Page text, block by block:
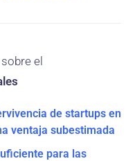
el
de startups en
ventaja subestimada
para las